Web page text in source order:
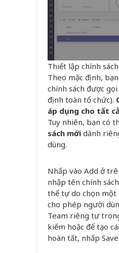
Thiết lập chính
Theo mặc định,
chính sách được gọi
định toàn tổ chức).
áp dụng cho tất
Tuy nhiên, bạn có
sách mới dành
dùng.
Nhấp vào Add ở
nhập tên chính
thể tự do chọn một
cho phép người
Team riêng tư
kiếm hoặc để tạo
hoàn tất, nhấp